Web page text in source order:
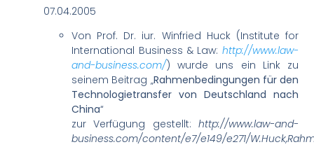
07.04.2005
Von Prof. Dr. iur. Winfried Huck (Institute for
International Business & Law: http://www.law-
and-business.com/) wurde uns ein Link zu
seinem Beitrag „Rahmenbedingungen für den
Technologietransfer von Deutschland nach
China“
zur Verfügung gestellt: http://www.law-and-
business.com/content/e7/e149/e271/